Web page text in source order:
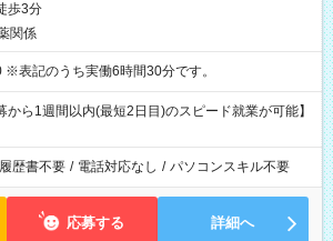
歩3分
関係
9:30～17:00 ※表記のうち実働6時間30分です。
から1週間以内(最短2日目)のスピード就業が可能】
履歴書不要 / 電話対応なし / パソコンスキル不要
応募する 詳細へ